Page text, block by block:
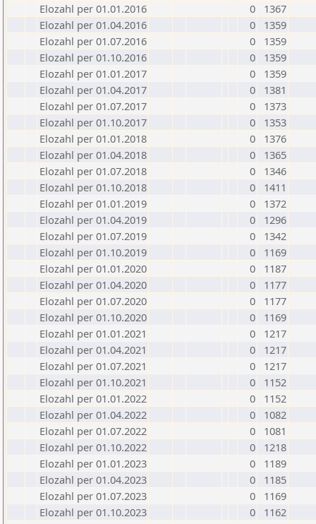
Elozahl per 01.01.2016
0
1367
Elozahl per 01.04.2016
0
1359
Elozahl per 01.07.2016
0
1359
Elozahl per 01.10.2016
0
1359
Elozahl per 01.01.2017
0
1359
Elozahl per 01.04.2017
0
1381
Elozahl per 01.07.2017
0
1373
Elozahl per 01.10.2017
0
1353
Elozahl per 01.01.2018
0
1376
Elozahl per 01.04.2018
0
1365
Elozahl per 01.07.2018
0
1346
Elozahl per 01.10.2018
0
1411
Elozahl per 01.01.2019
0
1372
Elozahl per 01.04.2019
0
1296
Elozahl per 01.07.2019
0
1342
Elozahl per 01.10.2019
0
1169
Elozahl per 01.01.2020
0
1187
Elozahl per 01.04.2020
0
1177
Elozahl per 01.07.2020
0
1177
Elozahl per 01.10.2020
0
1169
Elozahl per 01.01.2021
0
1217
Elozahl per 01.04.2021
0
1217
Elozahl per 01.07.2021
0
1217
Elozahl per 01.10.2021
0
1152
Elozahl per 01.01.2022
0
1152
Elozahl per 01.04.2022
0
1082
Elozahl per 01.07.2022
0
1081
Elozahl per 01.10.2022
0
1218
Elozahl per 01.01.2023
0
1189
Elozahl per 01.04.2023
0
1185
Elozahl per 01.07.2023
0
1169
Elozahl per 01.10.2023
0
1162